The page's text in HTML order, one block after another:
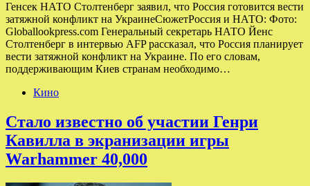
Генсек НАТО Столтенберг заявил, что Россия готовится вести
затяжной конфликт на УкраинеСюжетРоссия и НАТО: Фото:
Globallookpress.com Генеральный секретарь НАТО Йенс
Столтенберг в интервью AFP рассказал, что Россия планирует
вести затяжной конфликт на Украине. По его словам,
поддерживающим Киев странам необходимо…
Кино
Стало известно об участии Генри
Кавилла в экранизации игры
Warhammer 40,000